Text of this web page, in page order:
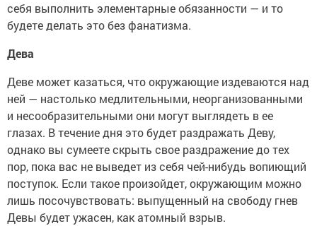
себя выполнить элементарные обязанности — и то
будете делать это без фанатизма.
Дева
Деве может казаться, что окружающие издеваются над
ней — настолько медлительными, неорганизованными
и несообразительными они могут выглядеть в ее
глазах. В течение дня это будет раздражать Деву,
однако вы сумеете скрыть свое раздражение до тех
пор, пока вас не выведет из себя чей-нибудь вопиющий
поступок. Если такое произойдет, окружающим можно
лишь посочувствовать: выпущенный на свободу гнев
Девы будет ужасен, как атомный взрыв.